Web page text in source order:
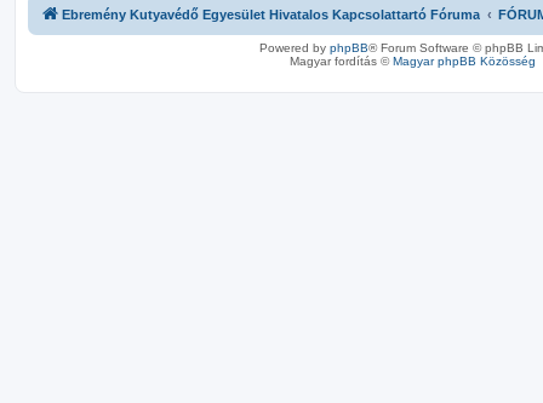
Ebremény Kutyavédő Egyesület Hivatalos Kapcsolattartó Fóruma
Powered by phpBB® Forum Software © phpBB
Magyar fordítás ©Magyar phpBB Közösség